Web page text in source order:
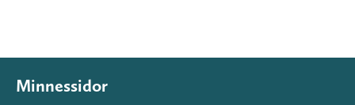
Minnessidor